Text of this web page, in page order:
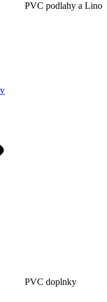
PVC podlahy a Lino
PVC doplnky